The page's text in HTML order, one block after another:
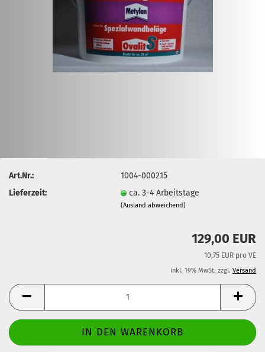
Art.Nr.:
1004-000215
Lieferzeit:
ca. 3-4 Arbeitstage
(Ausland abweichend)
129,00 EUR
10,75 EUR pro VE
inkl. 19% MwSt. zzgl. Versand